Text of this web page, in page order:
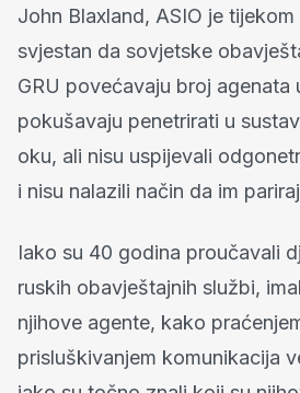
John Blaxland, ASIO je
svjestan da sovjetske
GRU povećavaju broj agenata
pokušavaju penetrirati u
oku, ali nisu uspijevali
i nisu nalazili način da im
Iako su 40 godina proučavali
ruskih obavještajnih službi,
njihove agente, kako
prisluškivanjem komunikacija